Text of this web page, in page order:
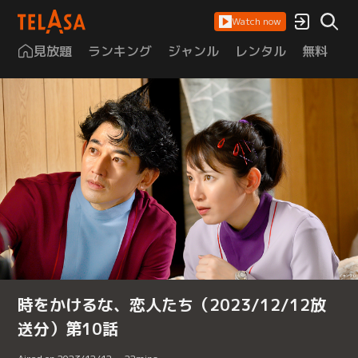
Watch now
見放題 ランキング ジャンル レンタル 無料
時をかけるな、恋人たち（2023/12/12放
送分）第10話